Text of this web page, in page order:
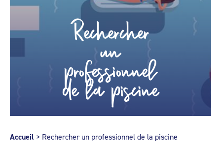
Rechercher
un
professionnel
de la piscine
Accueil > Rechercher un professionnel de la piscine